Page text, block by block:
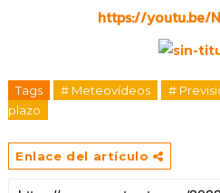
https://youtu.be/
Tags # Meteovídeos #
plazo
Enlace del artículo